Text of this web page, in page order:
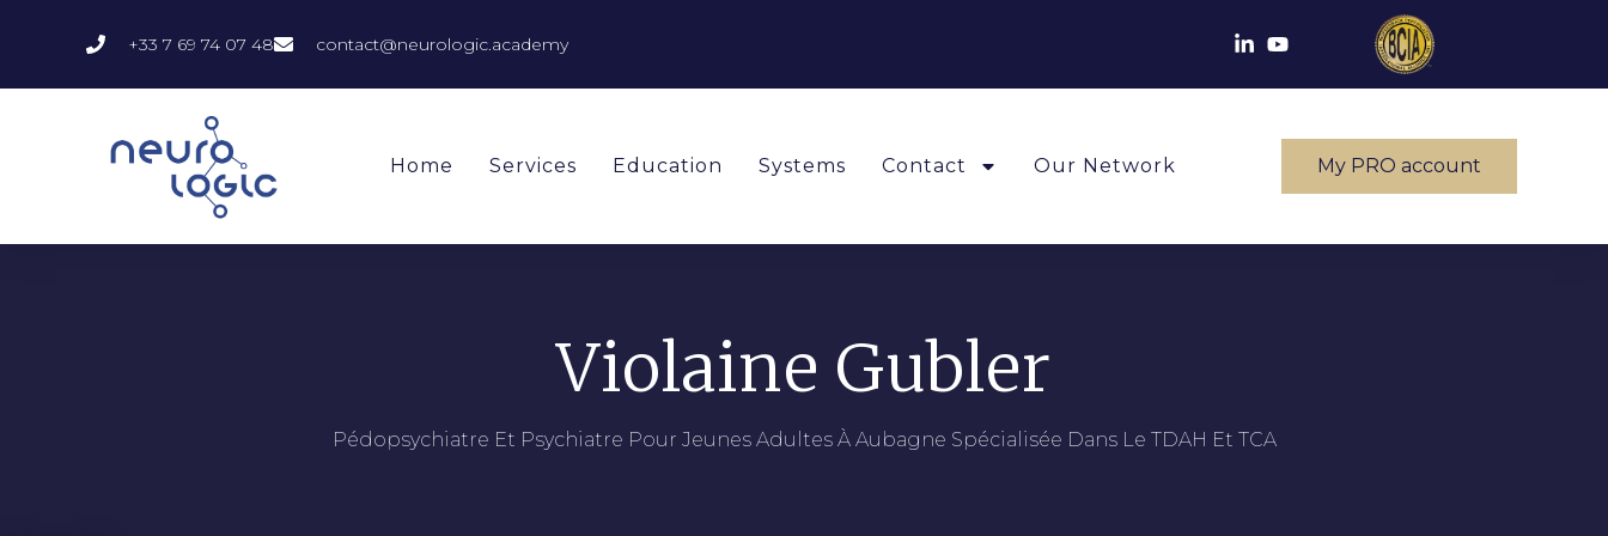
+33 7 69 74 07 48 contact@neurologic.academy
Home Services Education Systems Contact Our Network My PRO account
Violaine Gubler
Pédopsychiatre Et Psychiatre Pour Jeunes Adultes À Aubagne Spécialisée Dans Le TDAH Et TCA